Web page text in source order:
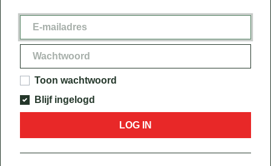
Toon wachtwoord
Blijf ingelogd
LOG IN